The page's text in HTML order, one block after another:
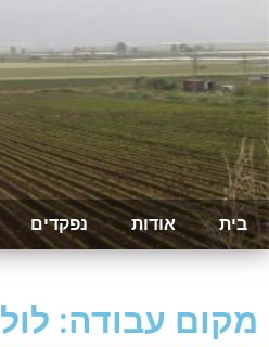
בית אודות נפקדים
מקום עבודה: לול